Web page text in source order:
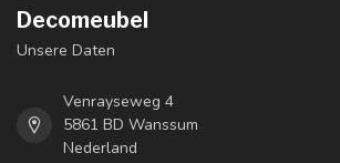
Decomeubel
Unsere Daten
Venrayseweg 4
5861 BD Wanssum
Nederland